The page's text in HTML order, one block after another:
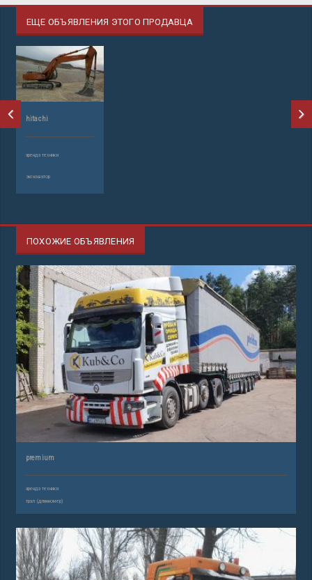
ЕЩЕ ОБЪЯВЛЕНИЯ ЭТОГО ПРОДАВЦА
hitachi
аренда техники
экскаватор
ПОХОЖИЕ ОБЪЯВЛЕНИЯ
premium
аренда техники
трал (длинномер)